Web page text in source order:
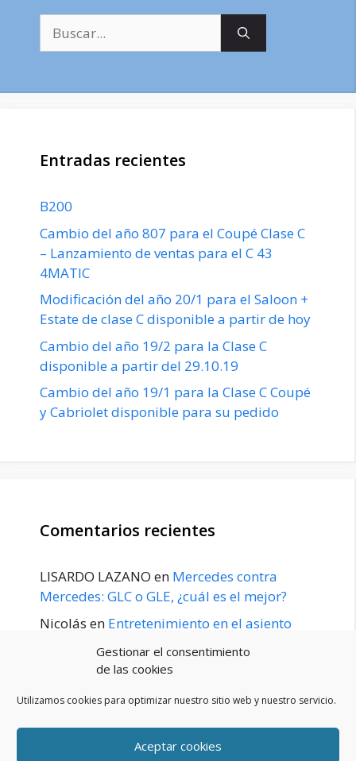
Gestionar el consentimiento
de las cookies
Utilizamos cookies para optimizar nuestro sitio web y nuestro servicio.
Aceptar cookies
Entradas recientes
B200
Cambio del año 807 para el Coupé Clase C
– Lanzamiento de ventas para el C 43
4MATIC
Modificación del año 20/1 para el Saloon +
Estate de clase C disponible a partir de hoy
Cambio del año 19/2 para la Clase C
disponible a partir del 29.10.19
Cambio del año 19/1 para la Clase C Coupé
y Cabriolet disponible para su pedido
Comentarios recientes
LISARDO LAZANO en Mercedes contra
Mercedes: GLC o GLE, ¿cuál es el mejor?
Nicolás en Entretenimiento en el asiento
principios de 2020